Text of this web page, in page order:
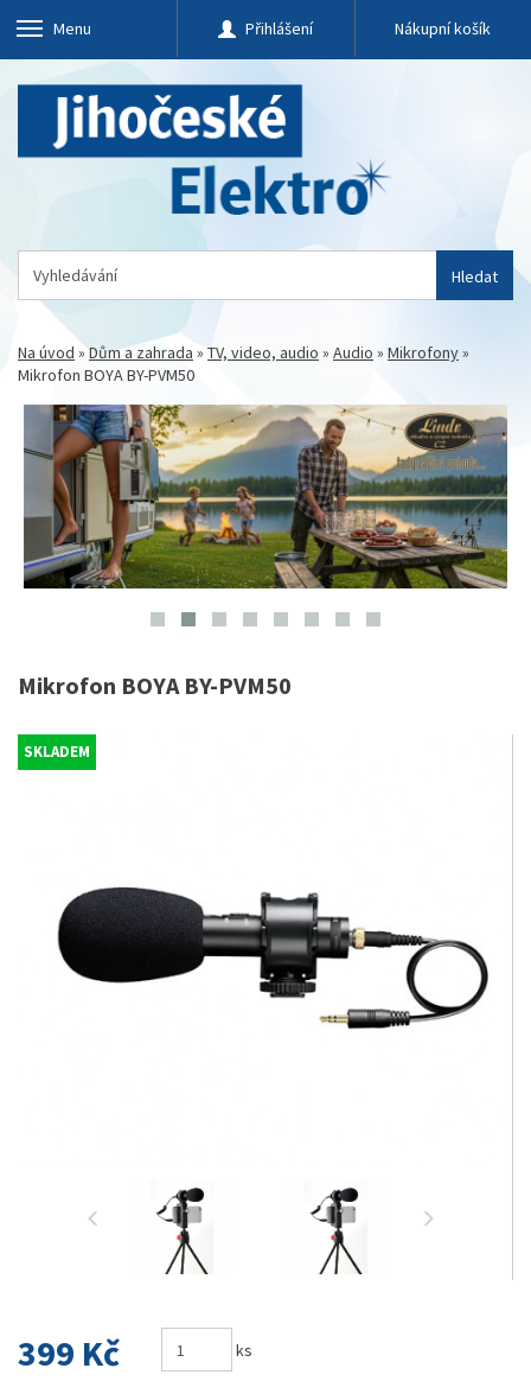
Menu Přihlášení Nákupní košík
Hledat
Na úvod »Dům a zahrada » TV, video, audio » Audio » Mikrofony»
Mikrofon BOYA BY-PVM50
Mikrofon BOYA BY-PVM50
SKLADEM
399 Kč ks